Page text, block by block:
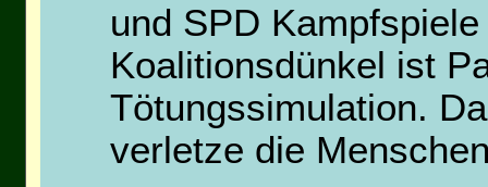
und SPD
Koalitionsdünkel ist
Tötungssimulation.
verletze die